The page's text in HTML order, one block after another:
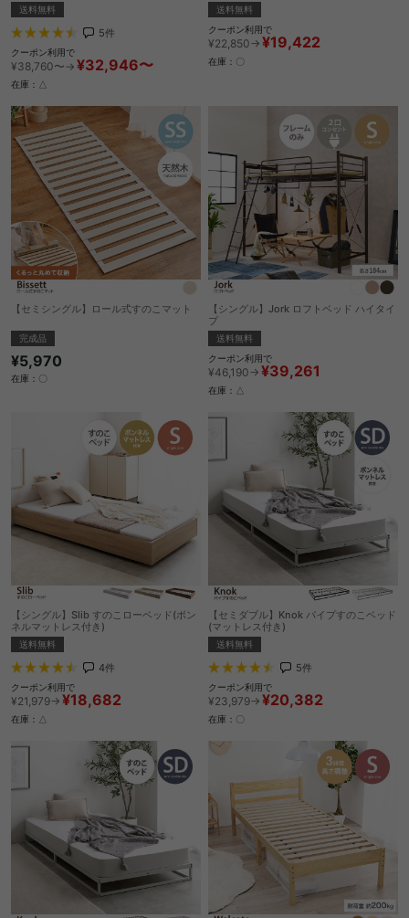
送料無料
5件
クーポン利用で
¥38,760〜→ ¥32,946〜
在庫：△
送料無料
クーポン利用で
¥22,850→ ¥19,422
在庫：〇
【セミシングル】ロール式すのこマット
完成品
¥5,970
在庫：〇
【シングル】Jork ロフトベッド ハイタイ
プ
送料無料
クーポン利用で
¥46,190→ ¥39,261
在庫：△
【シングル】Slib すのこローベッド(ボン
ネルマットレス付き)
送料無料
4件
クーポン利用で
¥21,979→ ¥18,682
在庫：△
【セミダブル】Knok パイプすのこベッド
(マットレス付き)
送料無料
5件
クーポン利用で
¥23,979→ ¥20,382
在庫：〇